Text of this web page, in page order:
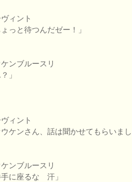
ィント
ょっと待つんだゼー！」
ンブルースリ
」
ィント
ウケンさん、話は聞かせてもらいま
ンブルースリ
手に座るな 汗」